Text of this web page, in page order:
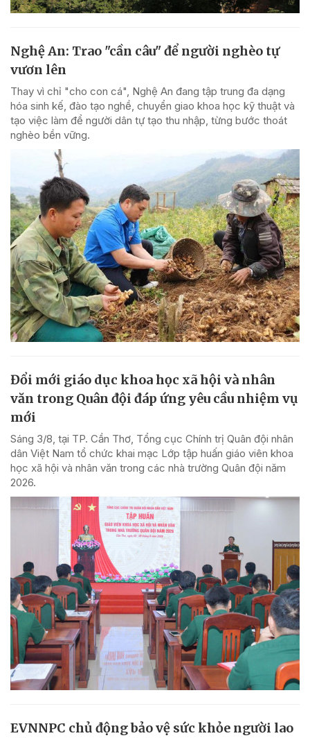
Nghệ An: Trao "cần câu" để người nghèo tự
vươn lên
Thay vì chỉ "cho con cá", Nghệ An đang tập trung đa dạng
hóa sinh kế, đào tạo nghề, chuyển giao khoa học kỹ thuật và
tạo việc làm để người dân tự tạo thu nhập, từng bước thoát
nghèo bền vững.
Đổi mới giáo dục khoa học xã hội và nhân
văn trong Quân đội đáp ứng yêu cầu nhiệm vụ
mới
Sáng 3/8, tại TP. Cần Thơ, Tổng cục Chính trị Quân đội nhân
dân Việt Nam tổ chức khai mạc Lớp tập huấn giáo viên khoa
học xã hội và nhân văn trong các nhà trường Quân đội năm
2026.
EVNNPC chủ động bảo vệ sức khỏe người lao